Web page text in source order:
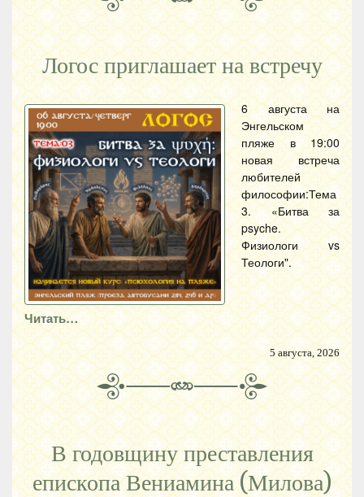
Логос приглашает на встречу
6 августа на
Энгельском
пляже в 19:00
новая встреча
любителей
философии:Тема
3. «Битва за
psyche.
Физиологи vs
Теологи".
Читать…
5 августа, 2026
В годовщину преставления
епископа Вениамина (Милова)